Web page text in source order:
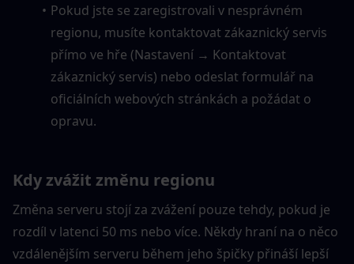
Pokud jste se zaregistrovali v nesprávném
regionu, musíte kontaktovat zákaznický servis
přímo ve hře (Nastavení → Kontaktovat
zákaznický servis) nebo odeslat formulář na
oficiálních webových stránkách a požádat o
opravu.
Kdy zvážit změnu regionu
Změna serveru stojí za zvážení pouze tehdy, pokud je
rozdíl v latenci 50 ms nebo více. Někdy hraní na o něco
vzdálenějším serveru během jeho špičky přináší lepší